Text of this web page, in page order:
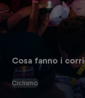
Cosa fanno i
Ciclismo